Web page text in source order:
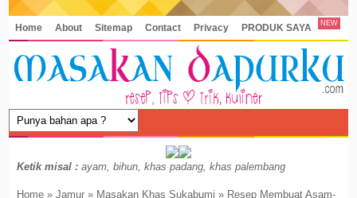
Home About Sitemap Contact Privacy PRODUK SAYA NEW
Ketik misal : ayam, bihun, khas padang, khas palembang
Home »Jamur » Masakan Khas Sukabumi » Resep Membuat Asam-